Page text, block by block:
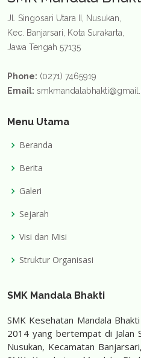
Jl. Singosari Utara II, Nusukan,
Kec. Banjarsari, Kota Surakarta,
Jawa Tengah 57135
Phone: (0271) 7465919
Email:
Menu Utama
Beranda
Berita
Galeri
Sejarah
Visi dan Misi
Struktur Organisasi
SMK Mandala Bhakti
SMK Kesehatan Mandala
2014 yang bertempat di Jalan
Nusukan, Kecamatan